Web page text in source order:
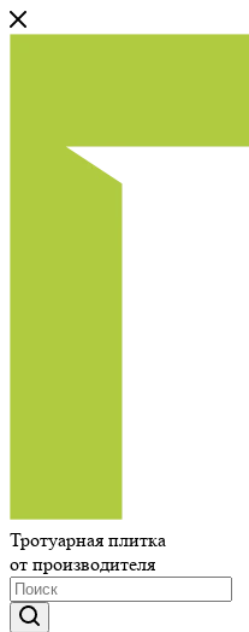
Тротуарная плитка
от производителя